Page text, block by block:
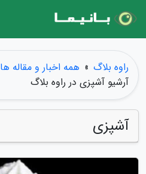
راوه بلاگ » همه اخبار و مقاله ها
آرشیو آشپزی در راوه بلاگ
آشپزی